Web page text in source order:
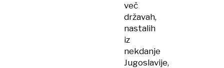
več
državah,
nastalih
iz
nekdanje
Jugoslavije,